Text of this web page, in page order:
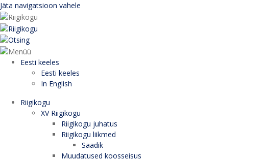
Jäta navigatsioon vahele
Eesti keeles
Eesti keeles
In English
Riigikogu
XV Riigikogu
Riigikogu juhatus
Riigikogu liikmed
Saadik
Muudatused koosseisus